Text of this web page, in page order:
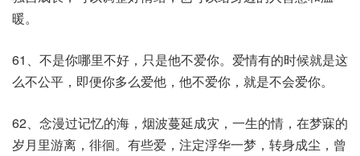
暖。
61、不是你哪里不好，只是他不爱你。爱情有的时候就是这
么不公平，即便你多么爱他，他不爱你，就是不会爱你。
62、念漫过记忆的海，烟波蔓延成灾，一生的情，在梦寐的
岁月里游离，徘徊。有些爱，注定浮华一梦，转身成尘，曾